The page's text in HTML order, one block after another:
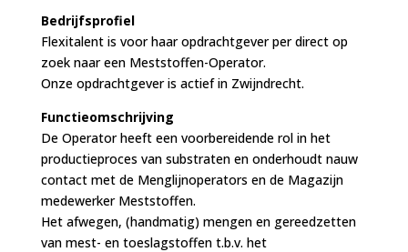
Bedrijfsprofiel
Flexitalent is voor haar opdrachtgever per direct op
zoek naar een Meststoffen-Operator.
Onze opdrachtgever is actief in Zwijndrecht.
Functieomschrijving
De Operator heeft een voorbereidende rol in het
productieproces van substraten en onderhoudt nauw
contact met de Menglijnoperators en de Magazijn
medewerker Meststoffen.
Het afwegen, (handmatig) mengen en gereedzetten
van mest- en toeslagstoffen t.b.v. het